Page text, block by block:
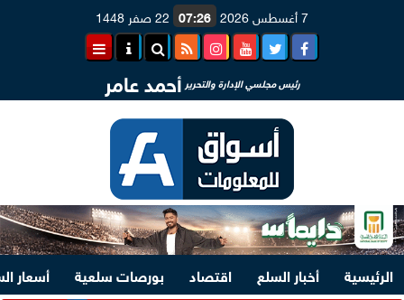
7 أغسطس 2026 07:26 22 صفر 1448
رئيس مجلسي الإدارة والتحرير أحمد عامر
الرئيسية أخبار السلع اقتصاد بورصات سلعية
أسعار